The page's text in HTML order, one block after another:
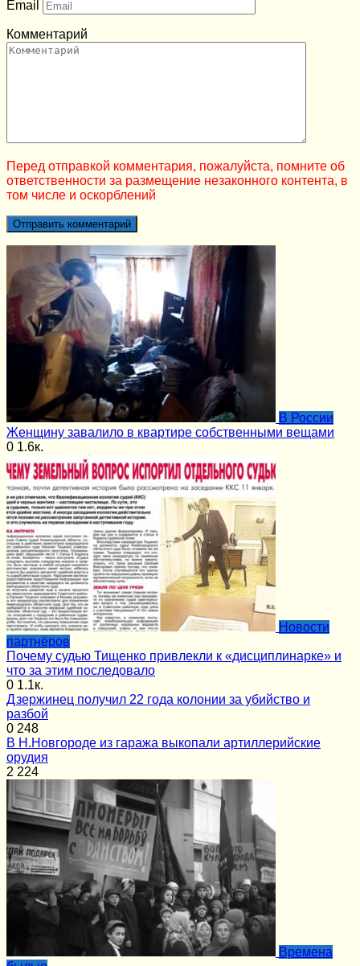
Email
Комментарий
Перед отправкой комментария, пожалуйста, помните об
ответственности за размещение незаконного контента, в
том числе и оскорблений
В России
Женщину завалило в квартире собственными вещами
0 1.6к.
Новости
партнёров
Почему судью Тищенко привлекли к «дисциплинарке» и
что за этим последовало
0 1.1к.
Дзержинец получил 22 года колонии за убийство и
разбой
0 248
В Н.Новгороде из гаража выкопали артиллерийские
орудия
2 224
Времена